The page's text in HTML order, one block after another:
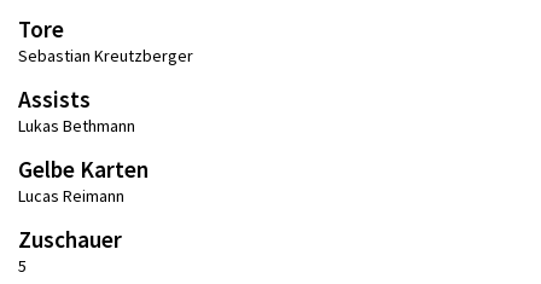
Tore
Sebastian Kreutzberger
Assists
Lukas Bethmann
Gelbe Karten
Lucas Reimann
Zuschauer
5